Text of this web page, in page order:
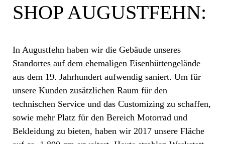
SHOP AUGUSTFEHN:
In Augustfehn haben wir die Gebäude unseres
Standortes auf dem ehemaligen Eisenhüttengelände
aus dem 19. Jahrhundert aufwendig saniert. Um für
unsere Kunden zusätzlichen Raum für den
technischen Service und das Customizing zu schaffen,
sowie mehr Platz für den Bereich Motorrad und
Bekleidung zu bieten, haben wir 2017 unsere Fläche